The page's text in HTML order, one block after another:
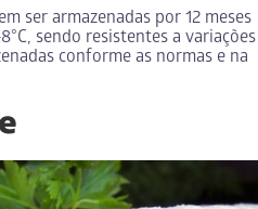
ser armazenadas por 12 meses
sendo resistentes a variações
conforme as normas e na